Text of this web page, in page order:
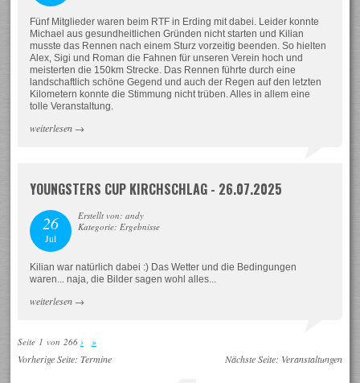
Fünf Mitglieder waren beim RTF in Erding mit dabei. Leider konnte
Michael aus gesundheitlichen Gründen nicht starten und Kilian
musste das Rennen nach einem Sturz vorzeitig beenden. So hielten
Alex, Sigi und Roman die Fahnen für unseren Verein hoch und
meisterten die 150km Strecke. Das Rennen führte durch eine
landschaftlich schöne Gegend und auch der Regen auf den letzten
Kilometern konnte die Stimmung nicht trüben. Alles in allem eine
tolle Veranstaltung.
weiterlesen →
YOUNGSTERS CUP KIRCHSCHLAG - 26.07.2025
26
Jul
Erstellt von: andy
Kategorie: Ergebnisse
Kilian war natürlich dabei :) Das Wetter und die Bedingungen
waren... naja, die Bilder sagen wohl alles...
weiterlesen →
Seite 1 von 266 › »
Vorherige Seite:Termine Nächste Seite: Veranstaltungen